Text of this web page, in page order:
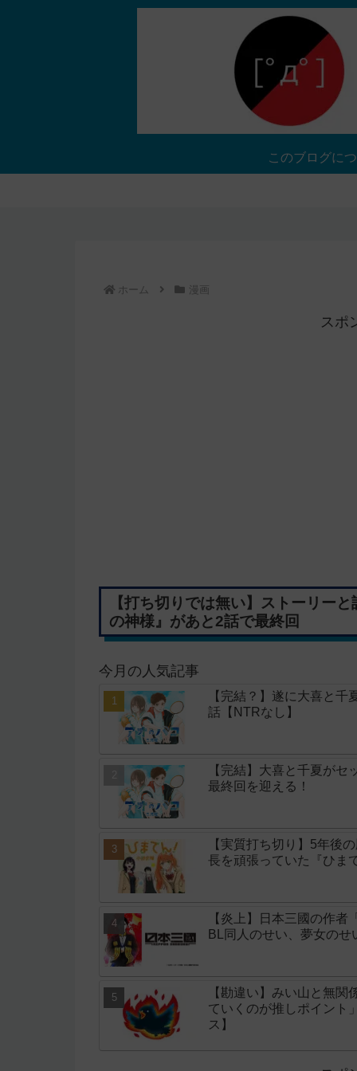
このブログに
ホーム 漫画
スポ
【打ち切りでは無い】ストーリー
の神様』があと2話で最終回
今月の人気記事
【完結？】遂に大喜と
話【NTRなし】
【完結】大喜と千夏が
最終回を迎える！
【実質打ち切り】5年後
長を頑張っていた『ひま
【炎上】日本三國の作
BL同人のせい、夢女の
【勘違い】みい山と無
ていくのが推しポイント
ス】